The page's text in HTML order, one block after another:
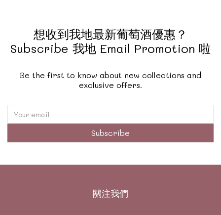
想收到我地最新葡萄酒優惠？
Subscribe 我地 Email Promotion 啦
Be the first to know about new collections and
exclusive offers.
Subscribe
關注我們